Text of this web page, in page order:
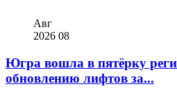
Авг
2026 08
Югра вошла в пятёрку
обновлению лифтов за...